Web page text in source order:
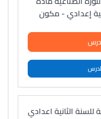
إعدادي - مكون
للسنة الثانية اعدادي